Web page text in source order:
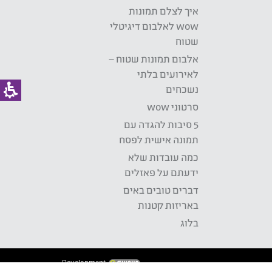
איך לצלם תמונות
wow לאלבום דיגיטלי
שטוח
אלבום תמונות שטוח –
לאירועים בלתי
נשכחים
סרטוני wow
5 סיבות להגדה עם
תמונה אישית לפסח
כמה עובדות שלא
ידעתם על פאזלים
דברים טובים באים
באריזות קטנות
בלוג
Development: